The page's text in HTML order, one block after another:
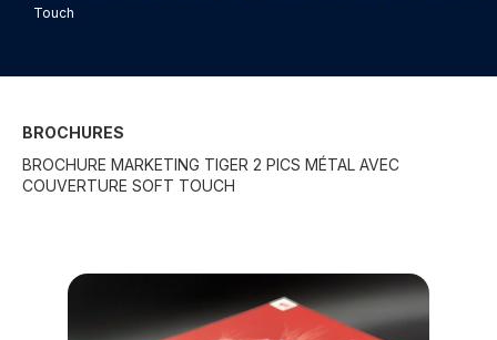
Touch
BROCHURES
BROCHURE MARKETING TIGER 2 PICS MÉTAL AVEC
COUVERTURE SOFT TOUCH